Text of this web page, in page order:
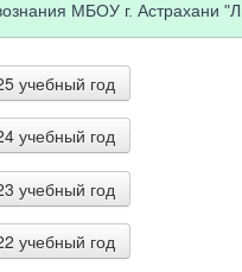
МБОУ г. Астрахани
учебный год
№11" г. Саратов
ФГКОУ "Кызылское"
учебный год
РТ
учебный год
Наталья
учебный год